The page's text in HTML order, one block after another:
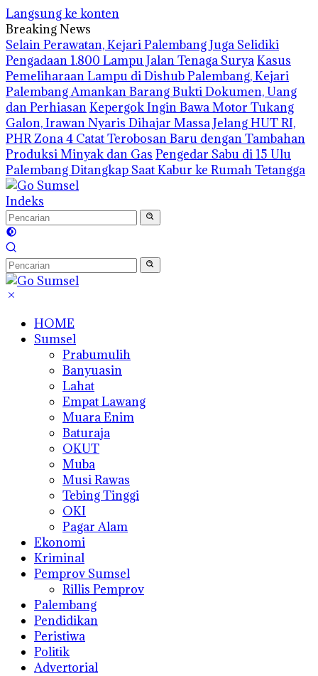
Langsung ke konten
Breaking News
Selain Perawatan, Kejari Palembang Juga Selidiki
Pengadaan 1.800 Lampu Jalan Tenaga SuryaKasus
Pemeliharaan Lampu di Dishub Palembang, Kejari
Palembang Amankan Barang Bukti Dokumen, Uang
dan PerhiasanKepergok Ingin Bawa Motor Tukang
Galon, Irawan Nyaris Dihajar MassaJelang HUT RI,
PHR Zona 4 Catat Terobosan Baru dengan Tambahan
Produksi Minyak dan Gas Pengedar Sabu di 15 Ulu
Palembang Ditangkap Saat Kabur ke Rumah Tetangga
Indeks
HOME
Sumsel
Prabumulih
Banyuasin
Lahat
Empat Lawang
Muara Enim
Baturaja
OKUT
Muba
Musi Rawas
Tebing Tinggi
OKI
Pagar Alam
Ekonomi
Kriminal
Pemprov Sumsel
Rillis Pemprov
Palembang
Pendidikan
Peristiwa
Politik
Advertorial